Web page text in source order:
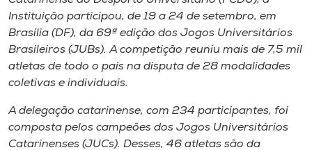
Selecione
Instituição participou, de 19 a 24 de setembro, em
Brasília (DF), da 69ª edição dos Jogos Universitários
Brasileiros (JUBs). A competição reuniu mais de 7,5 mil
atletas de todo o país na disputa de 28 modalidades
coletivas e individuais.
A delegação catarinense, com 234 participantes, foi
composta pelos campeões dos Jogos Universitários
Catarinenses (JUCs). Desses, 46 atletas são da